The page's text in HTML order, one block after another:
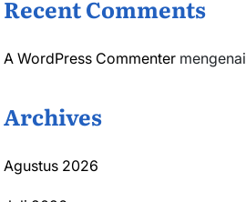
Recent Comments
A WordPress Commenter mengenai
Archives
Agustus 2026